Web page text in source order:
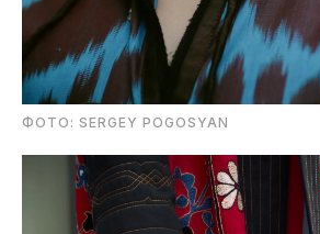
ФОТО: SERGEY POGOSYAN